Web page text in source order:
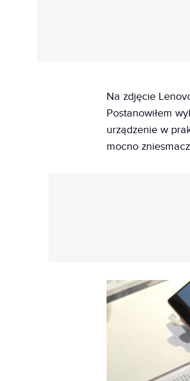
Na zdjęcie
Postanowiłem
urządzenie w
mocno